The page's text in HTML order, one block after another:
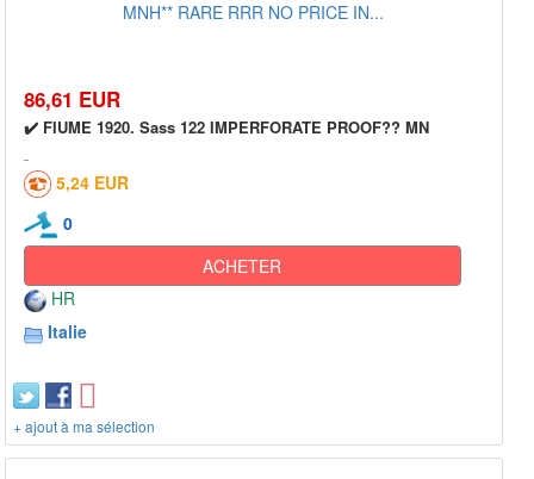
86,61 EUR
✔️ FIUME 1920. Sass 122 IMPERFORATE PROOF?? MN
5,24 EUR
0
ACHETER
HR
Italie
+ ajout à ma sélection